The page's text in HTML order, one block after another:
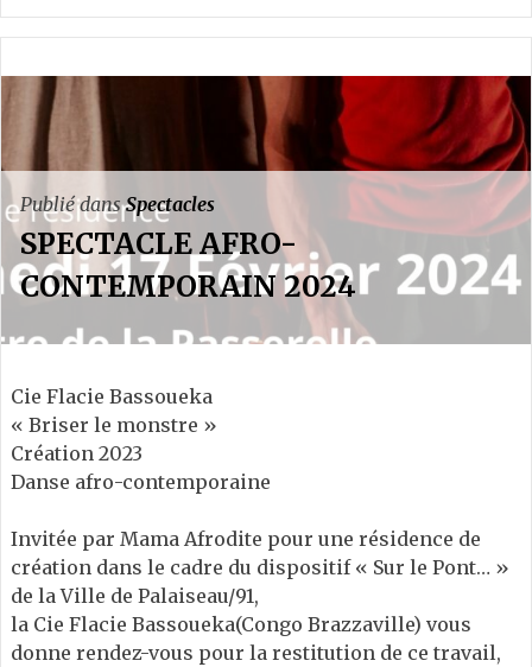
Publié dansSpectacles
SPECTACLE AFRO-
CONTEMPORAIN 2024
Cie Flacie Bassoueka
« Briser le monstre »
Création 2023
Danse afro-contemporaine
Invitée par Mama Afrodite pour une résidence de
création dans le cadre du dispositif « Sur le Pont… »
de la Ville de Palaiseau/91,
la Cie Flacie Bassoueka(Congo Brazzaville) vous
donne rendez-vous pour la restitution de ce travail,